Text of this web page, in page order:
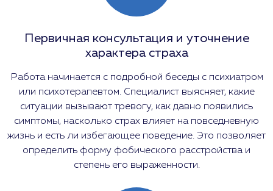
Первичная консультация и уточнение
характера страха
Работа начинается с подробной беседы с психиатром
или психотерапевтом. Специалист выясняет, какие
ситуации вызывают тревогу, как давно появились
симптомы, насколько страх влияет на повседневную
жизнь и есть ли избегающее поведение. Это позволяет
определить форму фобического расстройства и
степень его выраженности.